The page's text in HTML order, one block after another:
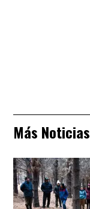
Más Noticias